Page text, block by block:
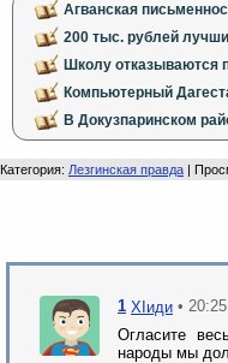
Агванская
200 тыс. рублей
Школу отказываются
Компьютерный
В Докузпаринском
Категория: Лезгинская правда |
1 ХIиди •
Огласите
народы мы